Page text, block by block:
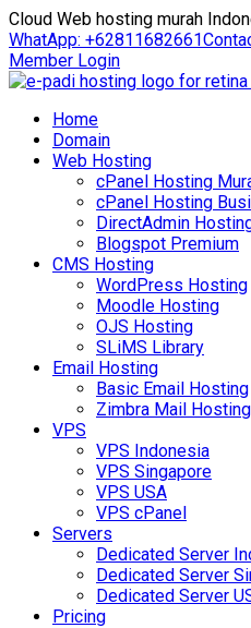
Cloud Web hosting murah
WhatApp: +62811682661
Member Login
Home
Domain
Web Hosting
cPanel Hosting
cPanel Hosting
DirectAdmin
Blogspot Premium
CMS Hosting
WordPress Hosting
Moodle Hosting
OJS Hosting
SLiMS Library
Email Hosting
Basic Email Hosting
Zimbra Mail Hosting
VPS
VPS Indonesia
VPS Singapore
VPS USA
VPS cPanel
Servers
Dedicated Server
Dedicated Server
Dedicated Server
Pricing